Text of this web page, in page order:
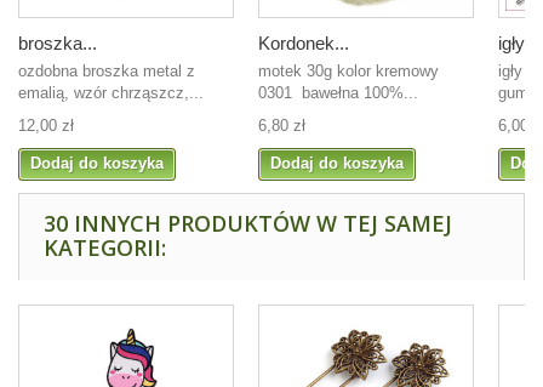
broszka...
ozdobna broszka metal z
emalią, wzór chrząszcz,...
12,00 zł
Dodaj do koszyka
Kordonek...
motek 30g kolor kremowy
0301 bawełna 100%...
6,80 zł
Dodaj do koszyka
igły
igły
6,00
30 INNYCH PRODUKTÓW W TEJ SAMEJ
KATEGORII: